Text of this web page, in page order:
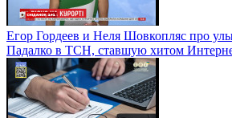
Егор Гордеев и Неля Шовкопляс про
Падалко в ТСН, ставшую хитом